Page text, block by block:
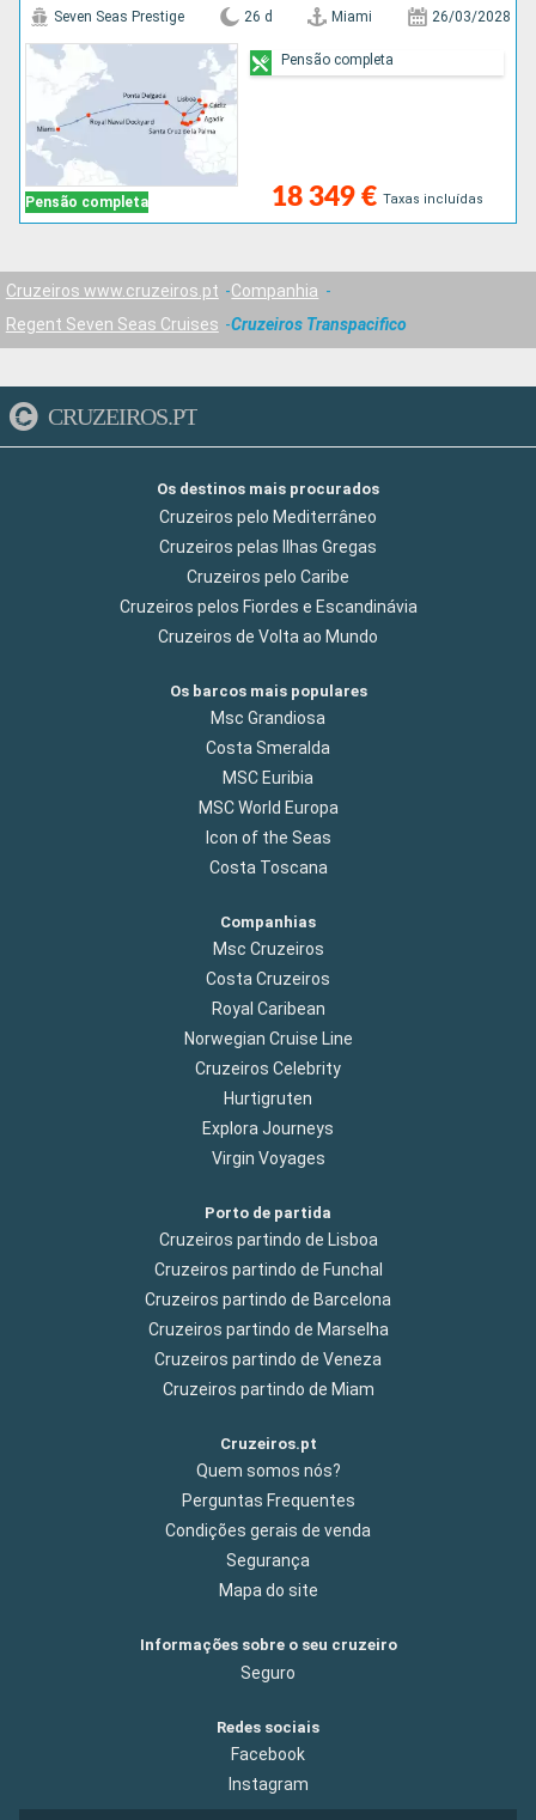
Pensão completa
Seven Seas Prestige 26 d Miami 26/03/2028
18 349 € Taxas incluídas
Pensão completa
Cruzeiros www.cruzeiros.pt
Companhia
Regent Seven Seas Cruises
Cruzeiros Transpacifico
CRUZEIROS.PT
Os destinos mais procurados
Cruzeiros pelo Mediterrâneo
Cruzeiros pelas Ilhas Gregas
Cruzeiros pelo Caribe
Cruzeiros pelos Fiordes e Escandinávia
Cruzeiros de Volta ao Mundo
Os barcos mais populares
Msc Grandiosa
Costa Smeralda
MSC Euribia
MSC World Europa
Icon of the Seas
Costa Toscana
Companhias
Msc Cruzeiros
Costa Cruzeiros
Royal Caribean
Norwegian Cruise Line
Cruzeiros Celebrity
Hurtigruten
Explora Journeys
Virgin Voyages
Porto de partida
Cruzeiros partindo de Lisboa
Cruzeiros partindo de Funchal
Cruzeiros partindo de Barcelona
Cruzeiros partindo de Marselha
Cruzeiros partindo de Veneza
Cruzeiros partindo de Miam
Cruzeiros.pt
Quem somos nós?
Perguntas Frequentes
Condições gerais de venda
Segurança
Mapa do site
Informações sobre o seu cruzeiro
Seguro
Redes sociais
Facebook
Instagram